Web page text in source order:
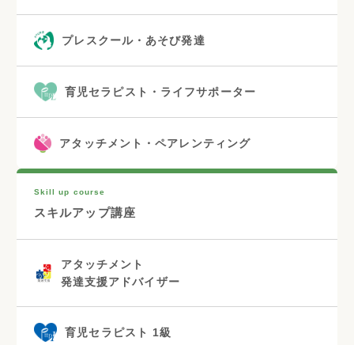
プレスクール・あそび発達
育児セラピスト・ライフサポーター
アタッチメント・ペアレンティング
Skill up course
スキルアップ講座
アタッチメント
発達支援アドバイザー
育児セラピスト 1級